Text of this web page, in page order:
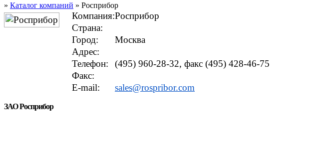
» Каталог компаний » Росприбор
Компания:Росприбор
Страна:
Город:
Москва
Адрес:
Телефон:
(495) 960-28-32, факс (495) 428-46-75
Факс:
E-mail:
sales@rospribor.com
ЗАО Росприбор